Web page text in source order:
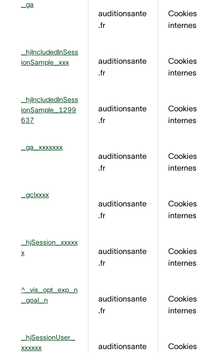
_ga
auditionsante
.fr
Cookies
internes
_hjIncludedInSess
ionSample_xxx
auditionsante
.fr
Cookies
internes
_hjIncludedInSess
ionSample_1299
637
auditionsante
.fr
Cookies
internes
_ga_xxxxxxx
auditionsante
.fr
Cookies
internes
_gclxxxx
auditionsante
.fr
Cookies
internes
_hjSession_xxxxx
x
auditionsante
.fr
Cookies
internes
^_vis_opt_exp_n
_goal_n
auditionsante
.fr
Cookies
internes
_hjSessionUser_
xxxxxx
auditionsante
Cookies